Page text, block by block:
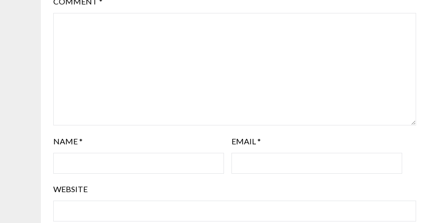
NAME* EMAIL*
WEBSITE